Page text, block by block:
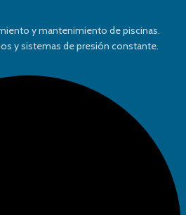
y mantenimiento de piscinas.
y sistemas de presión constante.